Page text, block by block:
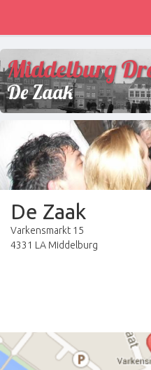
Middelburg
De Zaak
De Zaak
Varkensmarkt 15
4331 LA Middelburg